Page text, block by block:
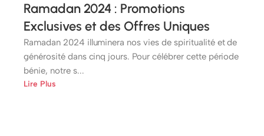
Ramadan 2024 : Promotions
Exclusives et des Offres Uniques
Ramadan 2024 illuminera nos vies de spiritualité et de
générosité dans cinq jours. Pour célébrer cette période
bénie, notre s...
Lire Plus